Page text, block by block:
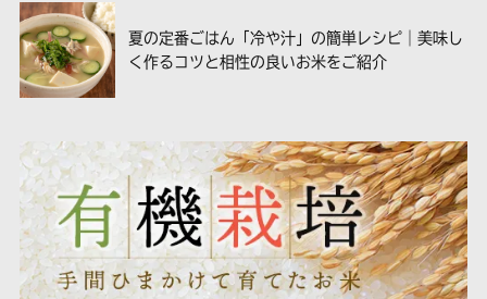
夏の定番ごはん「冷や汁」の簡単レシピ｜美味し
く作るコツと相性の良いお米をご紹介